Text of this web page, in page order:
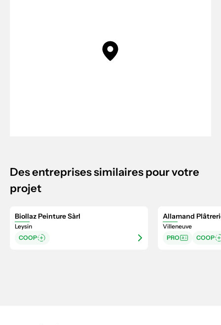
Des entreprises similaires pour votre
projet
Biollaz Peinture Sàrl
Leysin
COOP
Allamand
Villeneuve
PRO
COOP